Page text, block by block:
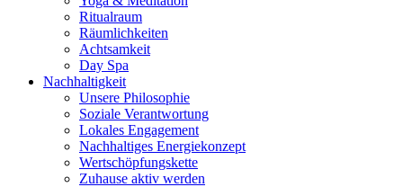
Ritualraum
Räumlichkeiten
Achtsamkeit
Day Spa
Nachhaltigkeit
Unsere Philosophie
Soziale Verantwortung
Lokales Engagement
Nachhaltiges Energiekonzept
Wertschöpfungskette
Zuhause aktiv werden